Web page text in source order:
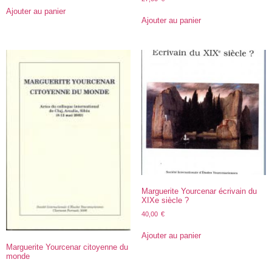
Ajouter au panier
Ajouter au panier
Marguerite Yourcenar citoyenne du
monde
Marguerite Yourcenar écrivain du
XIXe siècle ?
40,00 €
Ajouter au panier